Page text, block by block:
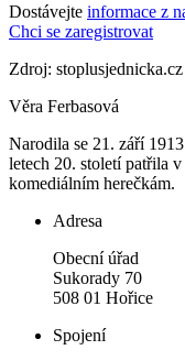
Dostávejte informace z
Chci se zaregistrovat
Zdroj:
Věra Ferbasová
Narodila se 21. září
letech 20. století patřila
komediálním herečkám.
Adresa
Obecní úřad
Sukorady 70
508 01 Hořice
Spojení